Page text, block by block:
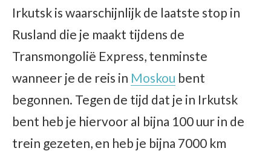
Irkutsk is waarschijnlijk de laatste stop in
Rusland die je maakt tijdens de
Transmongolië Express, tenminste
wanneer je de reis in Moskou bent
begonnen. Tegen de tijd dat je in Irkutsk
bent heb je hiervoor al bijna 100 uur in de
trein gezeten, en heb je bijna 7000 km